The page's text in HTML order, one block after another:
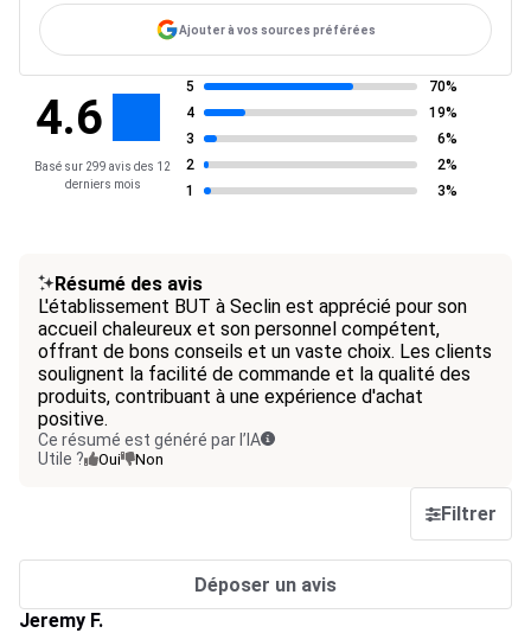
Ajouter à vos sources préférées
4.6
Basé sur 299 avis des 12
derniers mois
5
70%
4
19%
3
6%
2
2%
1
3%
Résumé des avis
L'établissement BUT à Seclin est apprécié pour son
accueil chaleureux et son personnel compétent,
offrant de bons conseils et un vaste choix. Les clients
soulignent la facilité de commande et la qualité des
produits, contribuant à une expérience d'achat
positive.
Ce résumé est généré par l’IA
Utile ?
Oui Non
Filtrer
Déposer un avis
Jeremy F.